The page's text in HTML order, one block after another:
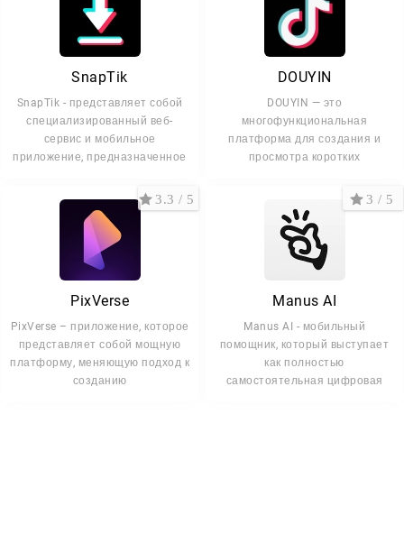
SnapTik
SnapTik - представляет собой
специализированный веб-
сервис и мобильное
приложение, предназначенное
DOUYIN
DOUYIN — это
многофункциональная
платформа для создания и
просмотра коротких
PixVerse
PixVerse – приложение, которое
представляет собой мощную
платформу, меняющую подход к
созданию
3.3 / 5
Manus AI
Manus AI - мобильный
помощник, который выступает
как полностью
самостоятельная цифровая
3 / 5